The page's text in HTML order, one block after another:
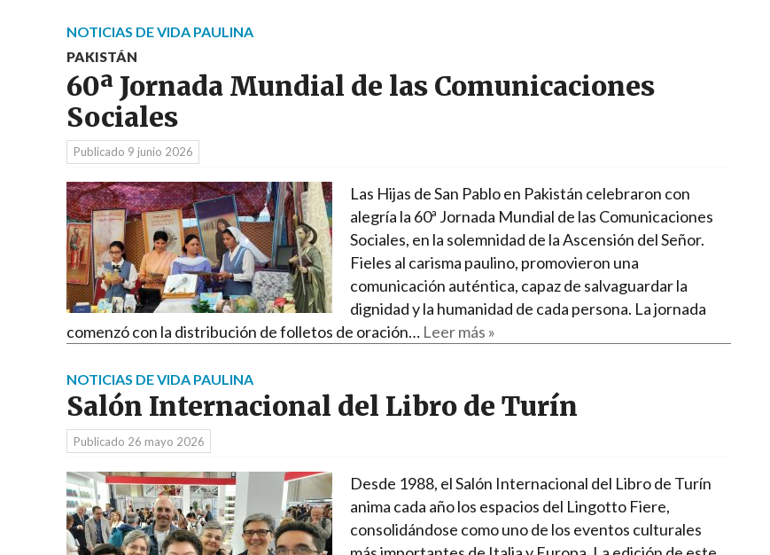
NOTICIAS DE VIDA PAULINA
PAKISTÁN
60ª Jornada Mundial de las Comunicaciones
Sociales
Publicado 9 junio 2026
Las Hijas de San Pablo en Pakistán celebraron con
alegría la 60ª Jornada Mundial de las Comunicaciones
Sociales, en la solemnidad de la Ascensión del Señor.
Fieles al carisma paulino, promovieron una
comunicación auténtica, capaz de salvaguardar la
dignidad y la humanidad de cada persona. La jornada
comenzó con la distribución de folletos de oración… Leer más »
NOTICIAS DE VIDA PAULINA
Salón Internacional del Libro de Turín
Publicado 26 mayo 2026
Desde 1988, el Salón Internacional del Libro de Turín
anima cada año los espacios del Lingotto Fiere,
consolidándose como uno de los eventos culturales